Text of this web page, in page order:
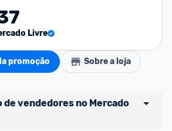
Livre
promoção Sobre a loja
vendedores no Mercado